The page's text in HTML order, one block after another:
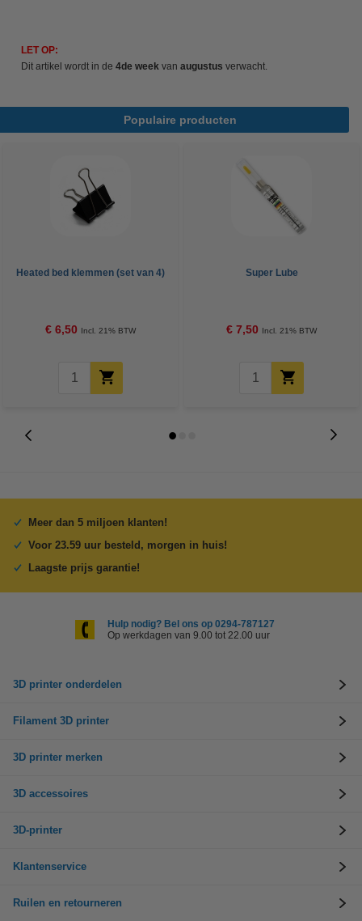
LET OP:
Dit artikel wordt in de 4de week van augustus verwacht.
Populaire producten
Heated bed klemmen (set van 4)
€ 6,50 Incl. 21% BTW
Super Lube
€ 7,50 Incl. 21% BTW
Meer dan 5 miljoen klanten!
Voor 23.59 uur besteld, morgen in huis!
Laagste prijs garantie!
Hulp nodig? Bel ons op 0294-787127
Op werkdagen van 9.00 tot 22.00 uur
3D printer onderdelen
Filament 3D printer
3D printer merken
3D accessoires
3D-printer
Klantenservice
Ruilen en retourneren